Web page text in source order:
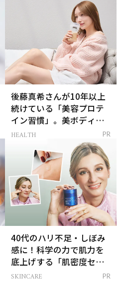
後藤真希さんが10年以上
続けている「美容プロテ
イン習慣」。美ボディを
支える朝ルーティンと
HEALTH PR
40代のハリ不足・しぼみ
感に！科学の力で肌力を
底上げする「肌密度セラ
ム」
SKINCARE PR